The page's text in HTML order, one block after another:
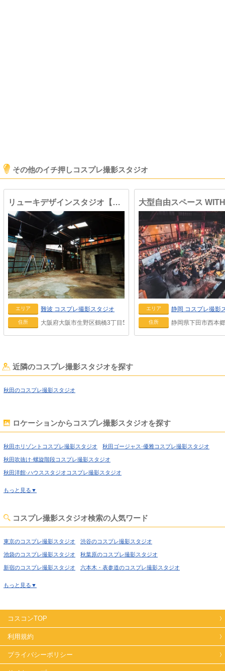
その他のイチ押しコスプレ撮影スタジオ
リューキデザインスタジオ【F】廃墟鋳物工場跡
エリア 難波 コスプレ撮影スタジオ
住所 大阪府大阪市生野区鶴橋3丁目5-55
エリア 静岡 コスプレ撮影
住所 静岡県下田市西本
近隣のコスプレ撮影スタジオを探す
秋田のコスプレ撮影スタジオ
ロケーションからコスプレ撮影スタジオを探す
秋田ホリゾントコスプレ撮影スタジオ 秋田ゴージャス·優雅コスプレ撮影スタジオ
秋田吹抜け·螺旋階段コスプレ撮影スタジオ
秋田洋館·ハウススタジオコスプレ撮影スタジオ
秋田水撮影コスプレ撮影スタジオ 秋田キッチンスタジオコスプレ撮影スタジオ
秋田自然光コスプレ撮影スタジオ 秋田野外ロケコスプレ撮影スタジオ
もっと見る▼
コスプレ撮影スタジオ検索の人気ワード
東京のコスプレ撮影スタジオ 渋谷のコスプレ撮影スタジオ
池袋のコスプレ撮影スタジオ 秋葉原のコスプレ撮影スタジオ
新宿のコスプレ撮影スタジオ 六本木・表参道のコスプレ撮影スタジオ
上野のコスプレ撮影スタジオ
日暮里のコスプレ撮影スタジオ
飯田橋のコスプレ撮影スタジオ 北千住のコスプレ撮影スタジオ
世田谷のコスプレ撮影スタジオ
もっと見る▼
コスコンTOP
利用規約
プライバシーポリシー